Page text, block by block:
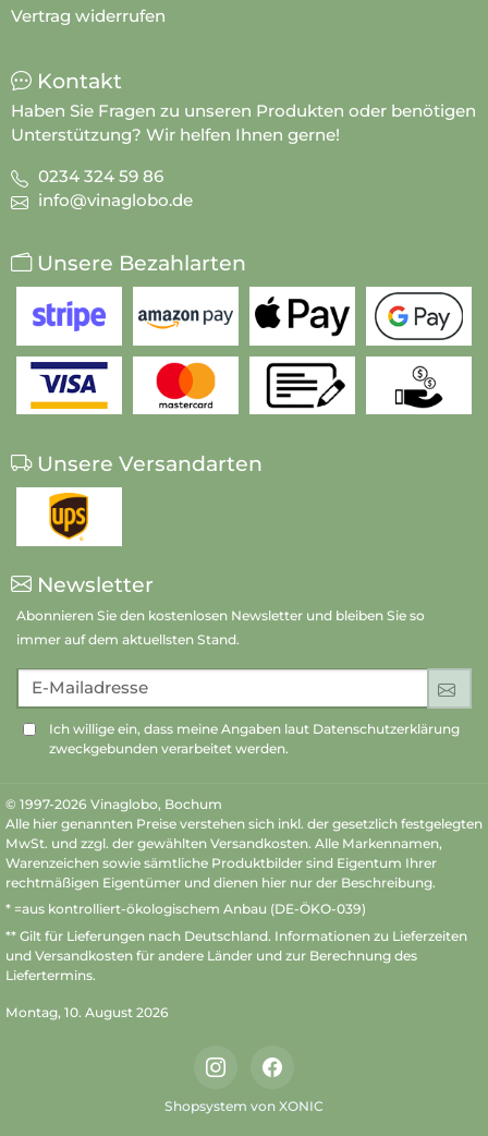
Vertrag widerrufen
Kontakt
Haben Sie Fragen zu unseren Produkten oder benötigen
Unterstützung? Wir helfen Ihnen gerne!
0234 324 59 86
info@vinaglobo.de
Unsere Bezahlarten
Unsere Versandarten
Newsletter
Abonnieren Sie den kostenlosen Newsletter und bleiben Sie so
immer auf dem aktuellsten Stand.
E-Mailadresse
Ich willige ein, dass meine Angaben laut Datenschutzerklärung
zweckgebunden verarbeitet werden.
© 1997-2026 Vinaglobo, Bochum
Alle hier genannten Preise verstehen sich inkl. der gesetzlich festgelegten
MwSt. und zzgl. der gewählten Versandkosten. Alle Markennamen,
Warenzeichen sowie sämtliche Produktbilder sind Eigentum Ihrer
rechtmäßigen Eigentümer und dienen hier nur der Beschreibung.
* =aus kontrolliert-ökologischem Anbau (DE-ÖKO-039)
** Gilt für Lieferungen nach Deutschland. Informationen zu Lieferzeiten
und Versandkosten für andere Länder und zur Berechnung des
Liefertermins.
Montag, 10. August 2026
InstagramFacebook
Shopsystem von XONIC